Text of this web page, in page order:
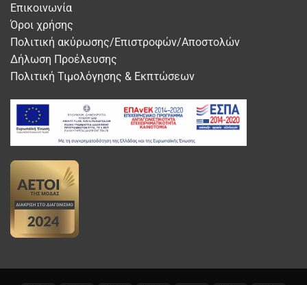
Επικοινωνία
Όροι χρήσης
Πολιτική ακύρωσης/Επιστροφών/Αποστολών
Δήλωση Προέλευσης
Πολιτική Τιμολόγησης & Εκπτώσεων